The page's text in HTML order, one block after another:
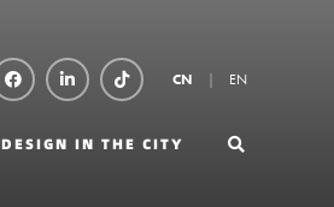
CN EN
DESIGN IN THE CITY